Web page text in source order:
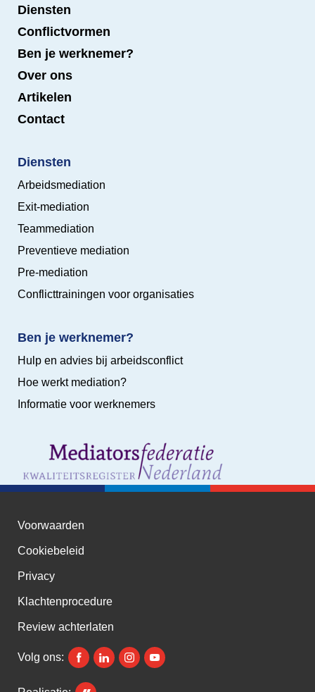
Diensten
Conflictvormen
Ben je werknemer?
Over ons
Artikelen
Contact
Diensten
Arbeidsmediation
Exit-mediation
Teammediation
Preventieve mediation
Pre-mediation
Conflicttrainingen voor organisaties
Ben je werknemer?
Hulp en advies bij arbeidsconflict
Hoe werkt mediation?
Informatie voor werknemers
Voorwaarden
Cookiebeleid
Privacy
Klachtenprocedure
Review achterlaten
Volg ons: